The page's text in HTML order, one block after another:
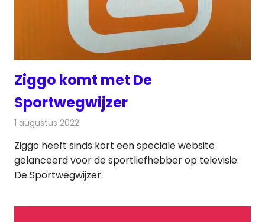
Ziggo komt met De
Sportwegwijzer
1 augustus 2022
Ziggo heeft sinds kort een speciale website
gelanceerd voor de sportliefhebber op televisie:
De Sportwegwijzer.